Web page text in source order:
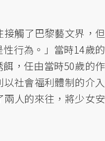
觸了巴黎藝文界，但
性行為。」當時14歲的
，任由當時50歲的作
社會福利體制的介入
人的來往，將少女安